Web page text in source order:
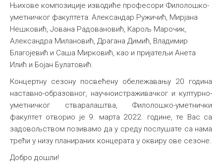
Њихове композиције изводиће професори Филолошко-
уметничког факултета: Александар Ружичић, Мирјана
Нешковић, Јована Радовановић, Карољ Марочик,
Александра Милановић, Драгана Димић, Владимир
Благојевић и Саша Мирковић, као и пријатељи Анета
Илић и Бојан Булатовић.
Концертну сезону посвећену обележавању 20 година
наставно-образовног, научноистраживачког и културно-
уметничког стваралаштва, Филолошко-уметнички
факултет отворио је 9. марта 2022. године, те Вас са
задовољством позивамо да у среду послушате са нама
трећи у низу планираних концерата у оквиру ове сезоне.
Добро дошли!